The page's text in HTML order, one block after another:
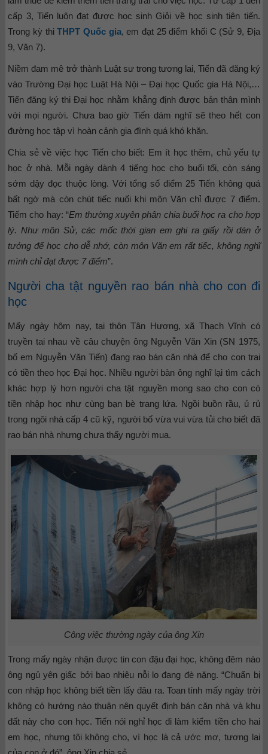
cấp 3, Tiến luôn đạt được học sinh Giỏi về học sinh tiên tiến.
Trong kỳ thiTHPT Quốc gia, em đạt 25 điểm khối C (Sử 9, Địa
9, Văn 7).
Niềm đam mê trở thành Luật sư trong tương lai, Tiến đã đăng ký
vào Trường Đại học Luật Hà Nội – Đại học Quốc gia Hà Nội,…
Tiến đăng ký thi Đại học nhằm khẳng định được bản thân mình
với mọi người. Chưa bao giờ Tiến dám nghĩ sẽ theo hết con
đường học tập vì hoàn cảnh gia đình quá khó khăn.
Chia sẻ về việc học Tiến cho biết: Em ít học thêm, chủ yếu tự
học ở nhà. Mỗi ngày dành 4 tiếng học cho buổi tối, còn sáng
sớm dậy đọc thuộc lòng. Với tổng số điểm 25 Tiến không quá
bất ngờ mà còn chút tiếc nuối khi môn Văn chỉ được 7 điểm.
Tiếm cho hay: “Em thường xuyên phân chia buổi học ra cho hợp
lý. Như môn Sử, các mốc thời gian em ghi ra giấy rồi dán ở
tưởng để học cho dễ nhớ, còn môn Văn em rất tiếc, không nghĩ
mình chỉ đạt được 7 điểm”.
Người cha tật nguyền rao bán nhà cho con đi
học
Mấy ngày hôm nay, tại thôn Tân Hương, xã Thạch Vĩnh có
truyền tai nhau về câu chuyện ông Nguyễn Văn Xin (SN 1975,
bố em Nguyễn Văn Tiến) đang rao bán căn nhà để cho con trai
có tiền theo học Đại học. Nhiều người bàn ông nghĩ lại tìm cách
khác hợp lý hơn người cha tật nguyền mong sao cho con có
tiền nhập học như cùng bạn bè trang lứa. Ngồi buồn rầu, ủ rủ
trong ngôi nhà cấp 4 cũ kỹ, người bố vừa vui vừa tủi cho biết đã
rao bán nhà nhưng chưa thấy người mua.
Công việc thường ngày của ông Xin
Trong mấy ngày nhận được tin con đậu đại học, không đêm nào
ông ngủ yên giấc bởi bao nhiêu nỗi lo đang đè nặng. “Chuẩn bị
con nhập học không biết tiền lấy đâu ra. Toan tính mấy ngày trời
không có hướng nào thuận nên quyết định bán căn nhà và khu
đất này cho con học. Tiến nói nghỉ học đi làm kiếm tiền cho hai
em học, nhưng tôi không cho, vì học là cả ước mơ, tương lai